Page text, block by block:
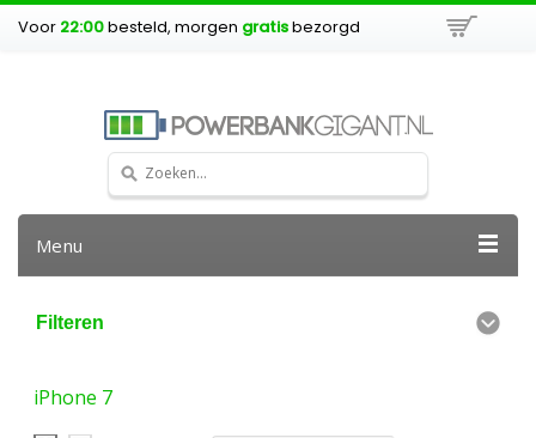
Voor 22:00besteld, morgen gratisbezorgd
Menu
Filteren
iPhone 7